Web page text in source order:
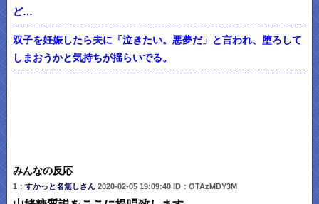
ど…
双子を妊娠したら夫に「泣きたい。悪夢だ」と言われ、堕ろして
しまおうかと気持ちが揺らいでる。
みんなの反応
1： すかっと名無しさん 2020-02-05 19:09:40 ID：OTAzMDY3M